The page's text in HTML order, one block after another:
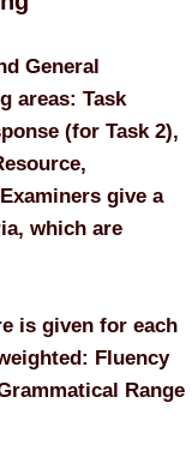
General
areas: Task
(for Task 2),
give a
which are
is given for each
Fluency
Range